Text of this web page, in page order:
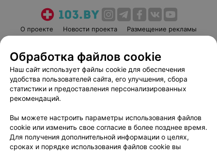
О проекте Новости проекта
Размещение рекламы
Пользовательское соглашение
Способы оплаты
Вакансии
Партнеры
Написать руководителю 103.by
Обработка персональных данных
Обработка файлов cookie
Наш сайт использует файлы cookie для обеспечения
удобства пользователей сайта, его улучшения, сбора
статистики и предоставления персонализированных
рекомендаций.
Вы можете настроить параметры использования файлов
cookie или изменить свое согласие в более позднее время.
Для получения дополнительной информации о целях,
сроках и порядке использования файлов cookie вы